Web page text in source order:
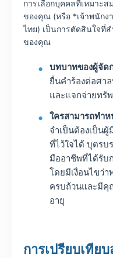
การเลือกบุคคลที่เหมาะ
ของคุณ (หรือ *เจ้าพนัก
ไทย) เป็นการตัดสินใจที่
ของคุณ
บทบาทของผู้จัด
ยื่นคำร้องต่อศา
และแจกจ่ายทรั
ใครสามารถทำ
จำเป็นต้องเป็น
ที่ไว้ใจได้ บุตรบ
มืออาชีพที่ได้รับ
โดยมีเงื่อนไขว่
ครบถ้วนและมี
อายุ
การเปรียบเทีย